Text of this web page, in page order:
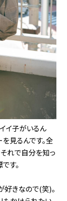
イ子がいるん
見るんです。全
れで自分を知っ
す。
好きなので(笑)。